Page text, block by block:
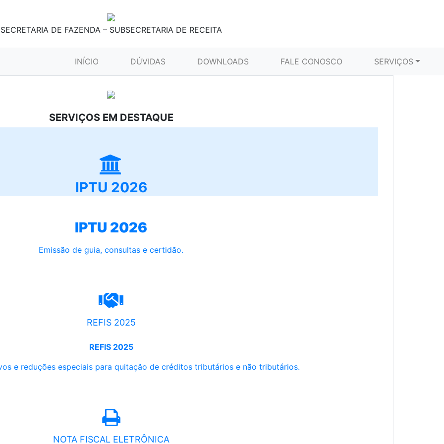
SECRETARIA DE FAZENDA – SUBSECRETARIA DE RECEITA
INÍCIO (CURRENT)DÚVIDAS DOWNLOADS FALE CONOSCO SERVIÇOS
SERVIÇOS EM DESTAQUE
IPTU 2026
IPTU 2026
Emissão de guia, consultas e certidão.
REFIS 2025
REFIS 2025
e reduções especiais para quitação de créditos tributários e não tributários.
NOTA FISCAL ELETRÔNICA